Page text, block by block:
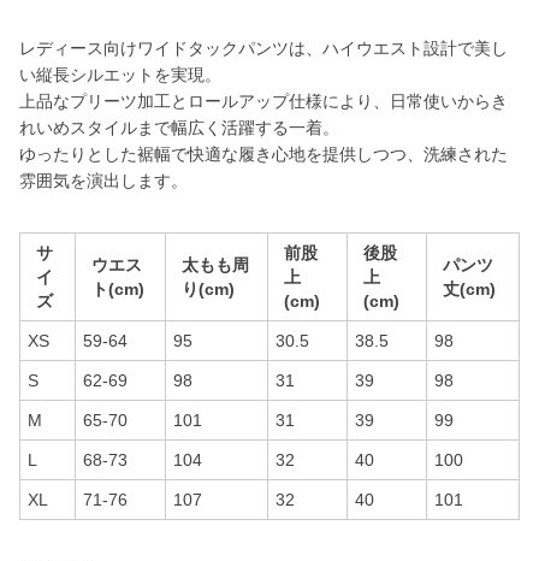
レディース向けワイドタックパンツは、ハイウエスト設計で美し
い縦長シルエットを実現。
上品なプリーツ加工とロールアップ仕様により、日常使いからき
れいめスタイルまで幅広く活躍する一着。
ゆったりとした裾幅で快適な履き心地を提供しつつ、洗練された
雰囲気を演出します。
サ
イ
ズ
ウエス
ト(cm)
太もも周
り(cm)
前股
上
(cm)
後股
上
(cm)
パンツ
丈(cm)
XS 59-64 95 30.5 38.5 98
S 62-69 98 31 39 98
M 65-70 101 31 39 99
L 68-73 104 32 40 100
XL 71-76 107 32 40 101